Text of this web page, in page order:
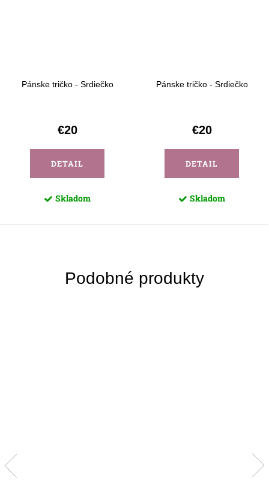
Pánske tričko - Srdiečko
€20
DETAIL
Skladom
Pánske tričko - Srdiečko
€20
DETAIL
Skladom